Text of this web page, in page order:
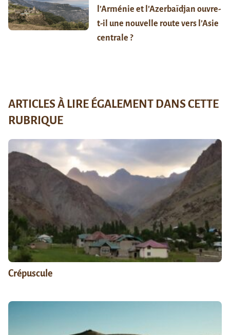
l’Arménie et l’Azerbaïdjan ouvre-
t-il une nouvelle route vers l’Asie
centrale ?
ARTICLES À LIRE ÉGALEMENT DANS CETTE
RUBRIQUE
Crépuscule